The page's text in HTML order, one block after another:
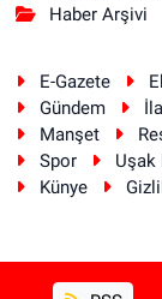
Haber Arşivi
E-Gazete
Gündem
Manşet
Spor
Uşak
Künye